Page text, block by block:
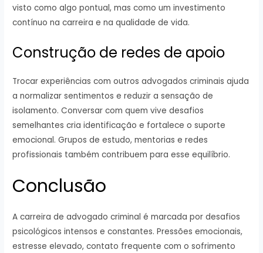
visto como algo pontual, mas como um investimento
contínuo na carreira e na qualidade de vida.
Construção de redes de apoio
Trocar experiências com outros advogados criminais ajuda
a normalizar sentimentos e reduzir a sensação de
isolamento. Conversar com quem vive desafios
semelhantes cria identificação e fortalece o suporte
emocional. Grupos de estudo, mentorias e redes
profissionais também contribuem para esse equilíbrio.
Conclusão
A carreira de advogado criminal é marcada por desafios
psicológicos intensos e constantes. Pressões emocionais,
estresse elevado, contato frequente com o sofrimento